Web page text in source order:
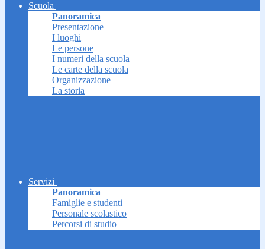
Scuola
Panoramica
Presentazione
I luoghi
Le persone
I numeri della scuola
Le carte della scuola
Organizzazione
La storia
Servizi
Panoramica
Famiglie e studenti
Personale scolastico
Percorsi di studio